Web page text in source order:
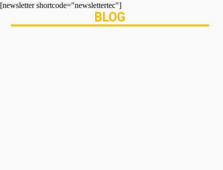
[newsletter shortcode="newslettertec"]
BLOG